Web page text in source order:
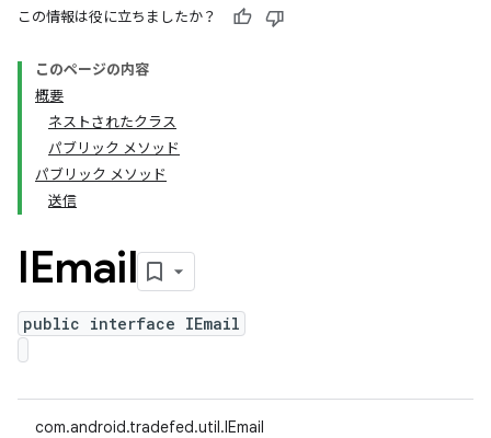
この情報は役に立ちましたか？
このページの内容
概要
ネストされたクラス
パブリック メソッド
パブリック メソッド
送信
IEmail
public interface IEmail
com.android.tradefed.util.IEmail